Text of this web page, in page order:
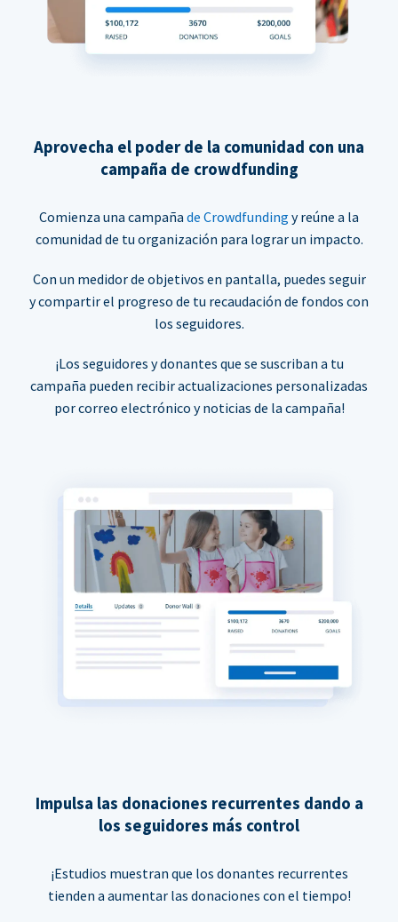
Aprovecha el poder de la comunidad con una
campaña de crowdfunding
Comienza una campaña de Crowdfunding y reúne a la
comunidad de tu organización para lograr un impacto.
Con un medidor de objetivos en pantalla, puedes seguir
y compartir el progreso de tu recaudación de fondos con
los seguidores.
¡Los seguidores y donantes que se suscriban a tu
campaña pueden recibir actualizaciones personalizadas
por correo electrónico y noticias de la campaña!
Impulsa las donaciones recurrentes dando a
los seguidores más control
¡Estudios muestran que los donantes recurrentes
tienden a aumentar las donaciones con el tiempo!